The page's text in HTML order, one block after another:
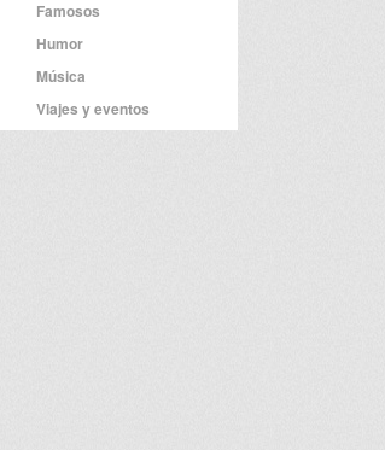
Famosos
Humor
Música
Viajes y eventos